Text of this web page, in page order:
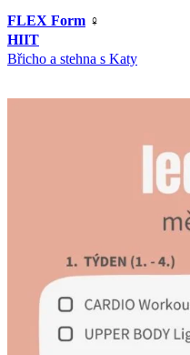
FLEX Form ‍♀️
HIIT
Břicho a stehna s Katy